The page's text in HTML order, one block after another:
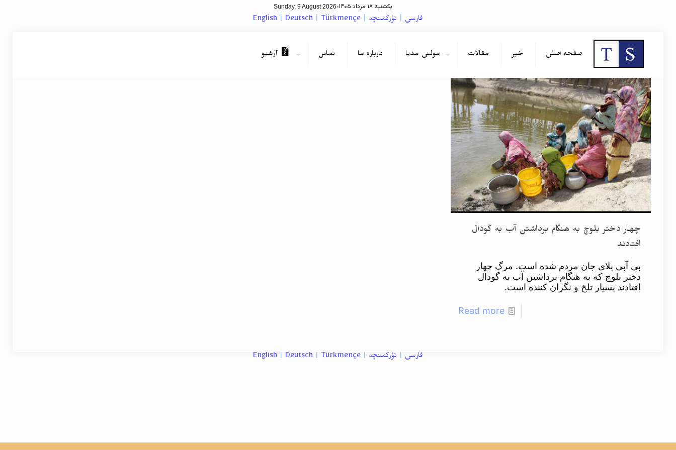
Sunday, 9 August 2026-
یکشنبه ۱۸ مرداد ۱۴۰۵
فارسی | تؤرکمنچه |
English | Deutsch | Türkmençe
صفحه اصلی خبر مقالات مولتی مدیا درباره ما تماس آرشیو
چهار دختر بلوچ به هنگام برداشتن آب به گودال
افتادند
بی آبی بلای جان مردم شده است. مرگ چهار
دختر بلوچ که به هنگام برداشتن آب به گودال
افتادند بسیار تلخ و نگران کننده است.
Read more
فارسی | تؤرکمنچه |
English | Deutsch | Türkmençe